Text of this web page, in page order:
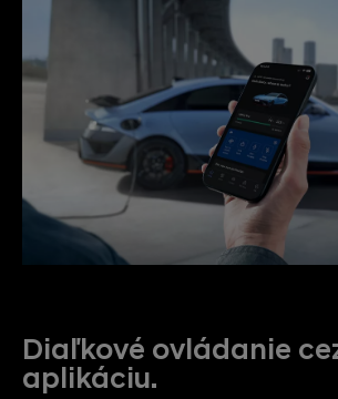
Diaľkové ovládanie
aplikáciu.